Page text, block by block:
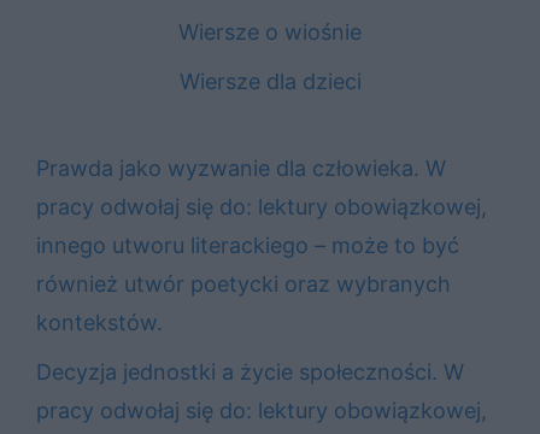
Wiersze o wiośnie
Wiersze dla dzieci
Prawda jako wyzwanie dla człowieka. W
pracy odwołaj się do: lektury obowiązkowej,
innego utworu literackiego – może to być
również utwór poetycki oraz wybranych
kontekstów.
Decyzja jednostki a życie społeczności. W
pracy odwołaj się do: lektury obowiązkowej,